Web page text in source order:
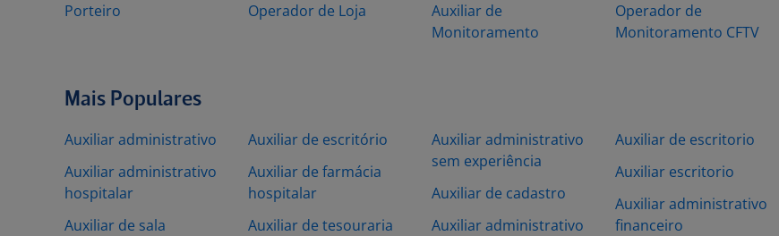
Porteiro Operador de Loja
Auxiliar de
Monitoramento
Operador de
Monitoramento CFTV
Mais Populares
Auxiliar administrativo
Auxiliar administrativo
hospitalar
Auxiliar de sala
Auxiliar de escritório
Auxiliar de farmácia
hospitalar
Auxiliar de tesouraria
Auxiliar administrativo
sem experiência
Auxiliar de cadastro
Auxiliar administrativo
Auxiliar de escritorio
Auxiliar escritorio
Auxiliar administrativo
financeiro